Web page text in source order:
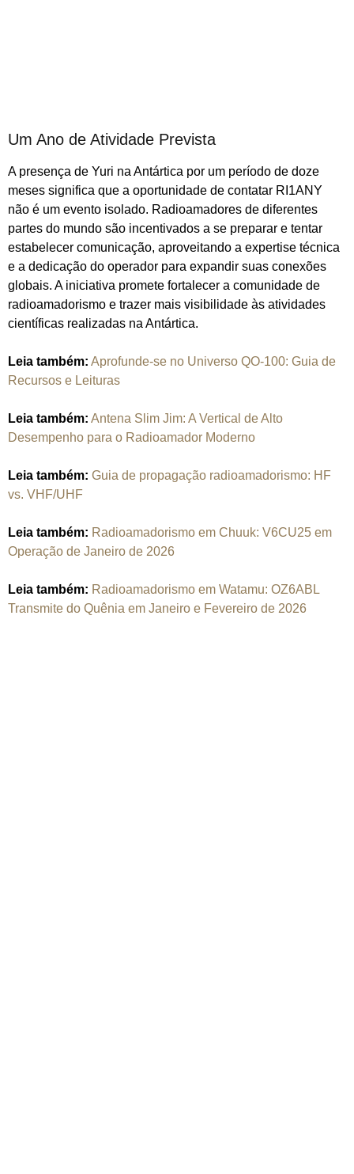
Um Ano de Atividade Prevista
A presença de Yuri na Antártica por um período de doze
meses significa que a oportunidade de contatar RI1ANY
não é um evento isolado. Radioamadores de diferentes
partes do mundo são incentivados a se preparar e tentar
estabelecer comunicação, aproveitando a expertise técnica
e a dedicação do operador para expandir suas conexões
globais. A iniciativa promete fortalecer a comunidade de
radioamadorismo e trazer mais visibilidade às atividades
científicas realizadas na Antártica.
Leia também: Aprofunde-se no Universo QO-100: Guia de
Recursos e Leituras
Leia também: Antena Slim Jim: A Vertical de Alto
Desempenho para o Radioamador Moderno
Leia também: Guia de propagação radioamadorismo: HF
vs. VHF/UHF
Leia também: Radioamadorismo em Chuuk: V6CU25 em
Operação de Janeiro de 2026
Leia também: Radioamadorismo em Watamu: OZ6ABL
Transmite do Quênia em Janeiro e Fevereiro de 2026